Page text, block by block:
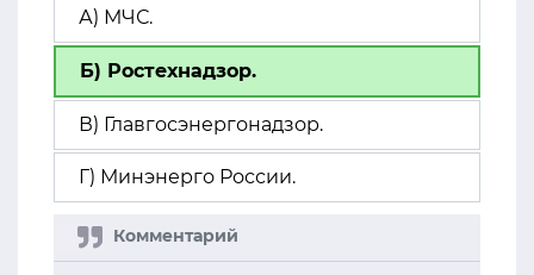
А) МЧС.
Б) Ростехнадзор.
В) Главгосэнергонадзор.
Г) Минэнерго России.